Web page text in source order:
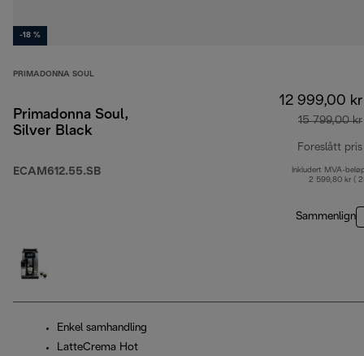
-18 %
PRIMADONNA SOUL
Primadonna Soul,
Silver Black
ECAM612.55.SB
12 999,00 kr
15 799,00 kr
Foreslått pris
Inkludert MVA-
2 599,80 kr (
Sammenlign
Enkel samhandling
LatteCrema Hot